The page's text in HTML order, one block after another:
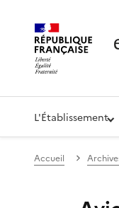
Établissement
L'Établissement
Accueil